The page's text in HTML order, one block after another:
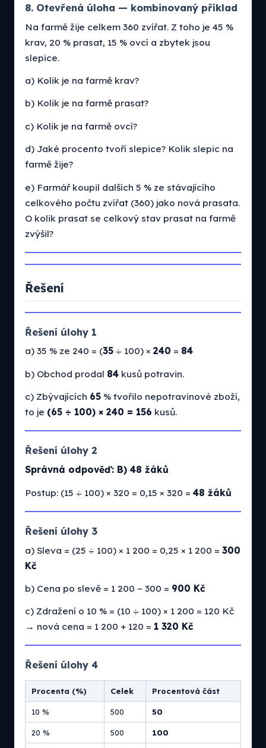
8. Otevřená úloha — kombinovaný příklad
Na farmě žije celkem 360 zvířat. Z toho je 45 %
krav, 20 % prasat, 15 % ovcí a zbytek jsou
slepice.
a) Kolik je na farmě krav?
b) Kolik je na farmě prasat?
c) Kolik je na farmě ovcí?
d) Jaké procento tvoří slepice? Kolik slepic na
farmě žije?
e) Farmář koupil dalších 5 % ze stávajícího
celkového počtu zvířat (360) jako nová prasata.
O kolik prasat se celkový stav prasat na farmě
zvýšil?
Řešení
Řešení úlohy 1
a) 35 % ze 240 = (35 ÷ 100) × 240 = 84
b) Obchod prodal 84 kusů potravin.
c) Zbývajících 65 % tvořilo nepotravinové zboží,
to je (65 ÷ 100) × 240 = 156 kusů.
Řešení úlohy 2
Správná odpověď: B) 48 žáků
Postup: (15 ÷ 100) × 320 = 0,15 × 320 = 48 žáků
Řešení úlohy 3
a) Sleva = (25 ÷ 100) × 1 200 = 0,25 × 1 200 = 300
Kč
b) Cena po slevě = 1 200 − 300 = 900 Kč
c) Zdražení o 10 % = (10 ÷ 100) × 1 200 = 120 Kč
→ nová cena = 1 200 + 120 = 1 320 Kč
Řešení úlohy 4
Procenta (%) Celek Procentová část
10 % 500 50
20 % 500 100